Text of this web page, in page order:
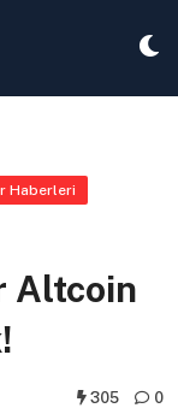
Haberleri
Altcoin
305 0